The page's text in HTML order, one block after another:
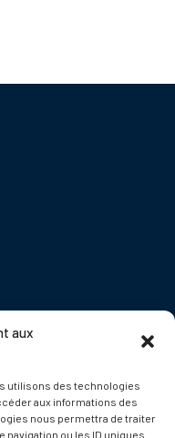
aux
utilisons des technologies
aux informations des
nous permettra de traiter
ou les ID uniques